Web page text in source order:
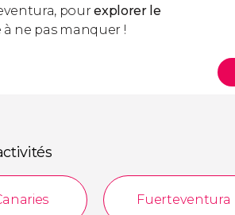
pourexplorer le
à ne pas manquer !
Fuerteventura